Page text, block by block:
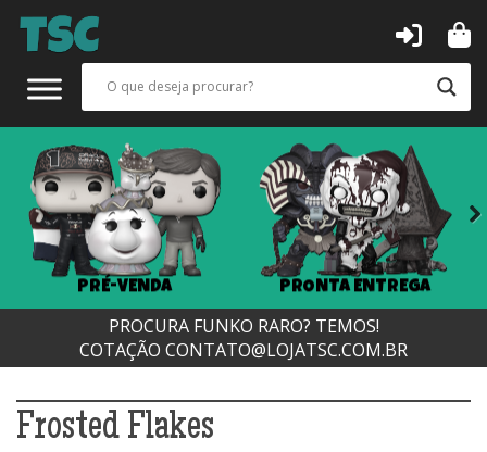
PRÉ-VENDA PRONTA ENTREGA
Next
PROCURA FUNKO RARO? TEMOS!
COTAÇÃO CONTATO@LOJATSC.COM.BR
Frosted Flakes